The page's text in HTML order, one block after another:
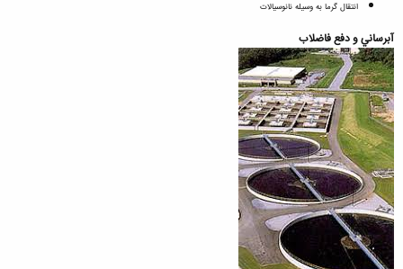
انتقال گرما به وسيله نانوسيالات
آبرساني و دفع فاضلاب